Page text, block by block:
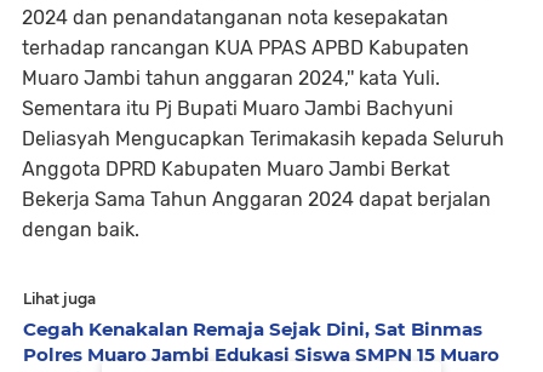
2024 dan penandatanganan nota kesepakatan
terhadap rancangan KUA PPAS APBD Kabupaten
Muaro Jambi tahun anggaran 2024,'' kata Yuli.
Sementara itu Pj Bupati Muaro Jambi Bachyuni
Deliasyah Mengucapkan Terimakasih kepada Seluruh
Anggota DPRD Kabupaten Muaro Jambi Berkat
Bekerja Sama Tahun Anggaran 2024 dapat berjalan
dengan baik.
Lihat juga
Cegah Kenakalan Remaja Sejak Dini, Sat Binmas
Polres Muaro Jambi Edukasi Siswa SMPN 15 Muaro